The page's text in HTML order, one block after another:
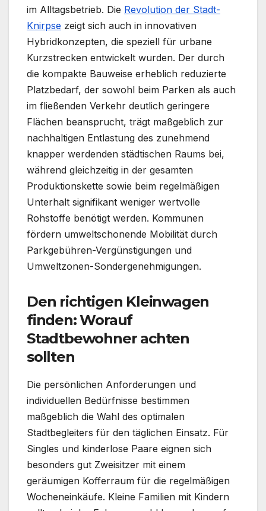
im Alltagsbetrieb. Die Revolution der Stadt-
Knirpse zeigt sich auch in innovativen
Hybridkonzepten, die speziell für urbane
Kurzstrecken entwickelt wurden. Der durch
die kompakte Bauweise erheblich reduzierte
Platzbedarf, der sowohl beim Parken als auch
im fließenden Verkehr deutlich geringere
Flächen beansprucht, trägt maßgeblich zur
nachhaltigen Entlastung des zunehmend
knapper werdenden städtischen Raums bei,
während gleichzeitig in der gesamten
Produktionskette sowie beim regelmäßigen
Unterhalt signifikant weniger wertvolle
Rohstoffe benötigt werden. Kommunen
fördern umweltschonende Mobilität durch
Parkgebühren-Vergünstigungen und
Umweltzonen-Sondergenehmigungen.
Den richtigen Kleinwagen
finden: Worauf
Stadtbewohner achten
sollten
Die persönlichen Anforderungen und
individuellen Bedürfnisse bestimmen
maßgeblich die Wahl des optimalen
Stadtbegleiters für den täglichen Einsatz. Für
Singles und kinderlose Paare eignen sich
besonders gut Zweisitzer mit einem
geräumigen Kofferraum für die regelmäßigen
Wocheneinkäufe. Kleine Familien mit Kindern